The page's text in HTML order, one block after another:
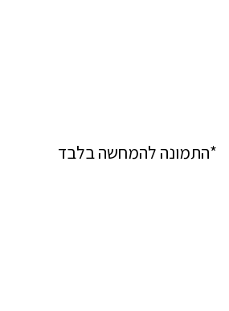
*התמונה להמחשה בלבד